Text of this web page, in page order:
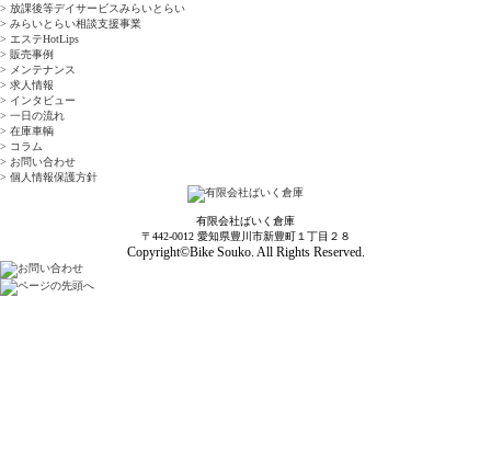
> 放課後等デイサービスみらいとらい
> みらいとらい相談支援事業
> エステHotLips
> 販売事例
> メンテナンス
> 求人情報
> インタビュー
> 一日の流れ
> 在庫車輌
> コラム
> お問い合わせ
> 個人情報保護方針
有限会社ばいく倉庫
〒442-0012 愛知県豊川市新豊町１丁目２８
Copyright©Bike Souko. All Rights Reserved.